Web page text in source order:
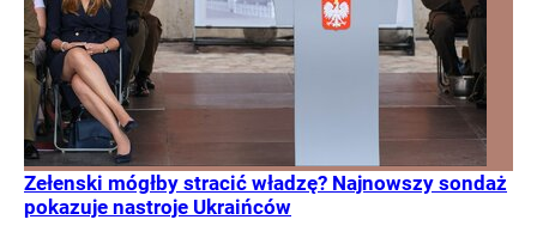
Zełenski mógłby stracić władzę? Najnowszy sondaż
pokazuje nastroje Ukraińców